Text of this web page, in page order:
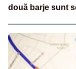
două barje sunt